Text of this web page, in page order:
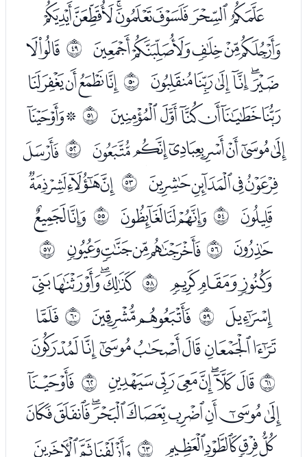
ﮠﮡﮢﮣﮤﮥﮦ
ﮧﮨﮩﮪﮫ ﰰﮭﮮ
ﮯﮰﮱﯓﯔﯕ ﰱﯗﯘﯙﯚﯛ
ﯜﯝﯞﯟﯠﯡ ﰲﯣﯤ
ﯥﯦﯧﯨﯩﯪﯫ ﰳﯭ
ﯮﯯﯰﯱ ﰴ ﯳﯴﯵ
ﯶ ﰵ ﯸﯹﯺ ﰶ ﯼﯽ
ﯾ ﰷﰀﰁﰂﰃ ﰸ
ﰅﰆﰇ ﰹﰉﰊﰋﰌ
ﰍ ﰺ ﰏﰐ ﰻﭑ
ﭒﭓﭔﭕﭖﭗﭘ
ﰼﭚﭛﭜﭝﭞﭟﭠ ﰽ ﭢ
ﭣﭤﭥﭦﭧﭨﭩﭪﭫ
ﭬﭭﭮﭯ ﰾ ﭱﭲﭳ